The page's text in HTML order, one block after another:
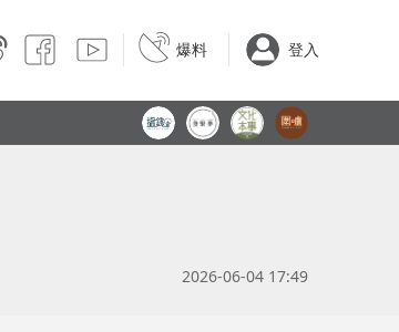
爆料 登入
2026-06-04 17:49